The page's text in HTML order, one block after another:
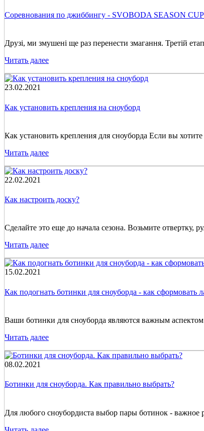
Соревнования по джиббингу - SVOBODA SEASON CUP
Друзі, ми змушені ще раз перенести змагання. Третій
Читать далее
23.02.2021
Как установить крепления на сноуборд
Как установить крепления для сноуборда Если вы
Читать далее
22.02.2021
Как настроить доску?
Сделайте это еще до начала сезона. Возьмите отвертку,
Читать далее
15.02.2021
Как подогнать ботинки для сноуборда - как сформовать
Ваши ботинки для сноуборда являются важным
Читать далее
08.02.2021
Ботинки для сноуборда. Как правильно выбрать?
Для любого сноубордиста выбор пары ботинок -